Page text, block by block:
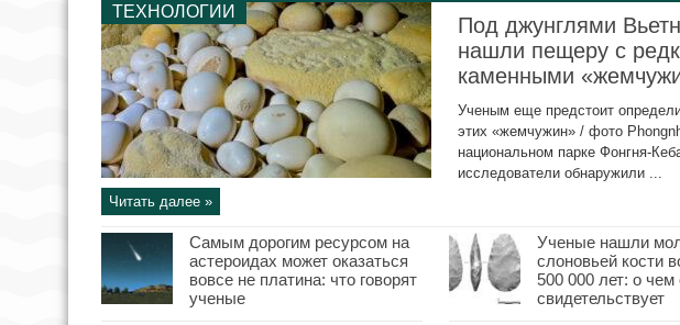
ТЕХНОЛОГИИ
Под джунглями
нашли пещеру с
каменными
Ученым еще предстоит
этих «жемчужин» / фото
национальном парке Фонгня-
исследователи обнаружили ...
Читать далее »
Самым дорогим ресурсом на
астероидах может оказаться
вовсе не платина: что говорят
ученые
Ученые нашли
слоновьей кости
500 000 лет: о чем
свидетельствует